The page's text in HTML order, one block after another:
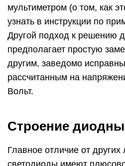
мультиметром (о том, как
узнать в инструкции по
Другой подход к решению
предполагает простую
другим, заведомо
рассчитанным на
Вольт.
Строение
Главное отличие от
светодиоды имеют